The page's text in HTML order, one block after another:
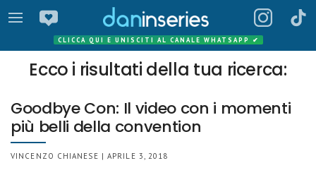
CLICCA QUI E UNISCITI AL CANALE WHATSAPP ✔
Ecco i risultati della tua ricerca:
Goodbye Con: Il video con i momenti
più belli della convention
VINCENZO CHIANESE | APRILE 3, 2018